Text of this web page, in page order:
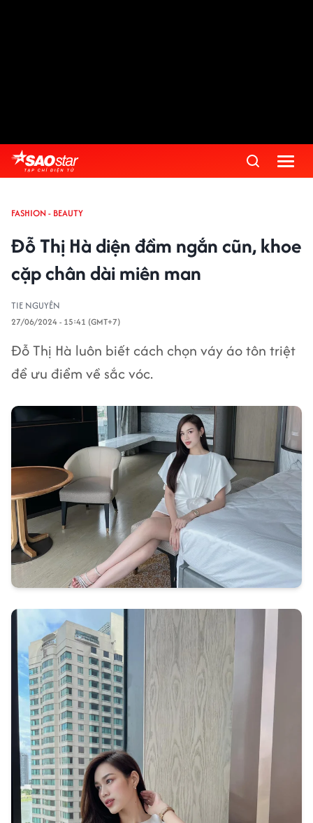
FASHION - BEAUTY
Đỗ Thị Hà diện đầm ngắn cũn, khoe
cặp chân dài miên man
TIE NGUYÊN
27/06/2024 - 15:41 (GMT+7)
Đỗ Thị Hà luôn biết cách chọn váy áo tôn triệt
để ưu điểm về sắc vóc.